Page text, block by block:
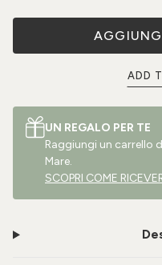
ADD
UN REGALO PER TE
Raggiungi un carrello
Mare.
SCOPRI COME